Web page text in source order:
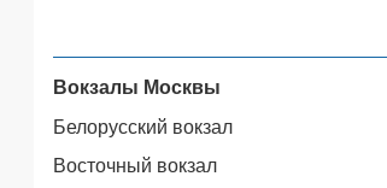
Вокзалы Москвы
Белорусский вокзал
Восточный вокзал